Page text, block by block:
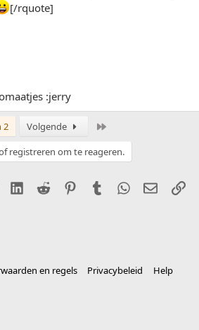
[/rquote]
:jerry
2 Volgende
registreren om te reageren.
LinkedIn
Reddit PinterestTumblr WhatsApp
E-mail
en regels Privacybeleid
Help